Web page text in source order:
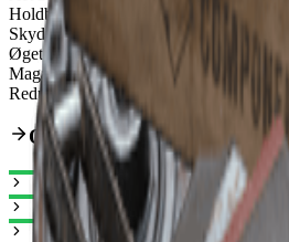
Holdbarhed
Skydningstilstand
Single-Action
Øget skudhastighed
75%
Magasinstørrelse
Reduceret genopretningstid for spredning
Opgraderingsvej